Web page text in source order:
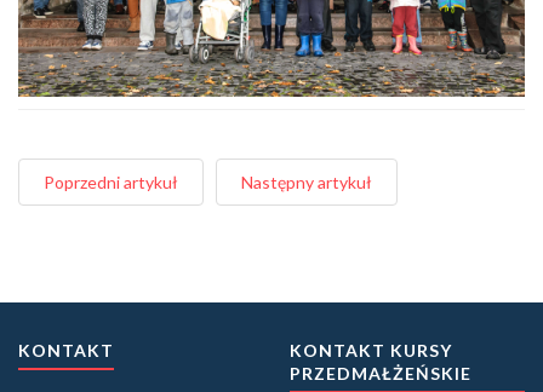
Poprzedni artykuł Następny artykuł
KONTAKT
KONTAKT KURSY
PRZEDMAŁŻEŃSKIE